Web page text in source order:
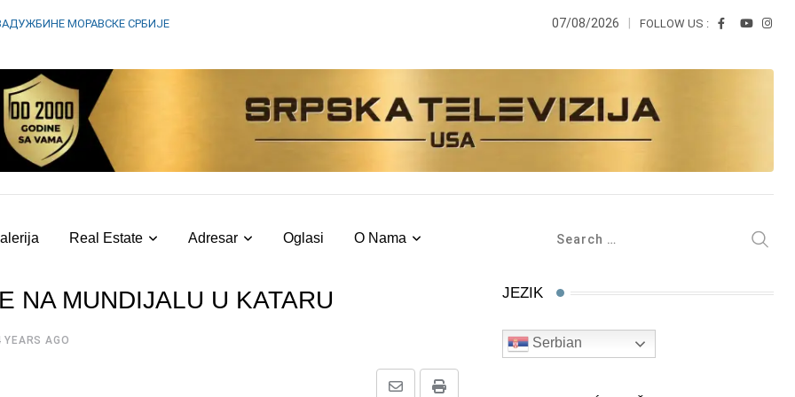
МОРАВСКЕ СРБИЈЕ 07/08/2026 FOLLOW US :
Real Estate Adresar Oglasi O Nama
NA MUNDIJALU U KATARU
YEARS AGO
JEZIK
Serbian